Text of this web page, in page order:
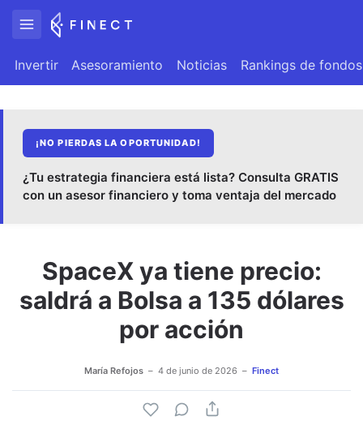
Invertir Asesoramiento Noticias Rankings de fondos
¡NO PIERDAS LA OPORTUNIDAD!
¿Tu estrategia financiera está lista? Consulta GRATIS
con un asesor financiero y toma ventaja del mercado
SpaceX ya tiene precio:
saldrá a Bolsa a 135 dólares
por acción
María Refojos 4 de junio de 2026 Finect